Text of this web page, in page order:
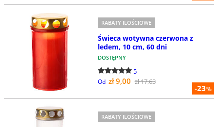
-23%
RABATY ILOŚCIOWE
Świeca wotywna czerwona z
ledem, 10 cm, 60 dni
DOSTĘPNY
5
Od zł 9,00 zł 17,63
RABATY ILOŚCIOWE